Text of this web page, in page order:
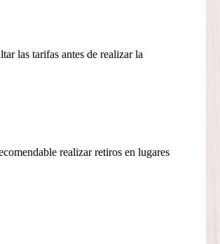
las tarifas antes de realizar la
realizar retiros en lugares